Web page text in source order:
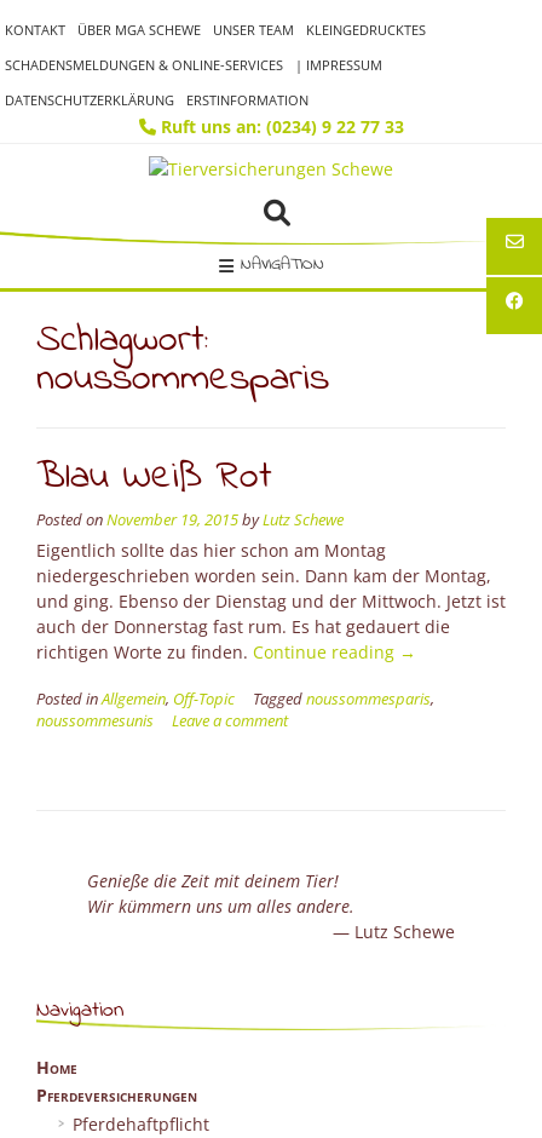
to
content
KONTAKT ÜBER MGA SCHEWE UNSER TEAM
KLEINGEDRUCKTES
SCHADENSMELDUNGEN & ONLINE-SERVICES
| IMPRESSUM
DATENSCHUTZERKLÄRUNG
ERSTINFORMATION
Ruft uns an: (0234) 9 22 77 33
NAVIGATION
Schlagwort:
noussommesparis
Blau Weiß Rot
Posted onNovember 19, 2015byLutz Schewe
Eigentlich sollte das hier schon am Montag
niedergeschrieben worden sein. Dann kam der Montag,
und ging. Ebenso der Dienstag und der Mittwoch. Jetzt ist
auch der Donnerstag fast rum. Es hat gedauert die
richtigen Worte zu finden. Continue reading “Blau
Rot”
→
Posted inAllgemein, Off-Topic Taggednoussommesparis,
noussommesunis
Leave a comment
Genieße die Zeit mit deinem Tier!
Wir kümmern uns um alles andere.
Lutz Schewe
Navigation
Home
Pferdeversicherungen
Pferdehaftpflicht